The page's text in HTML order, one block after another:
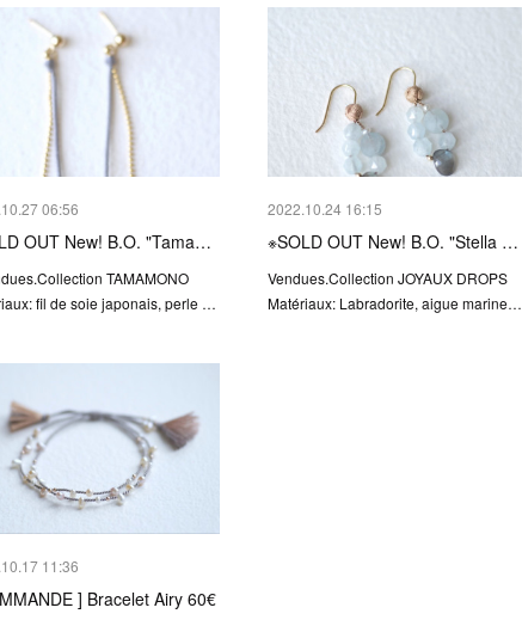
06:56
OUT New! B.O. "Tama…
TAMAMONO
fil de soie japonais, perle …
2022.10.24 16:15
※SOLD OUT New! B.O. "Stella …
Vendues.Collection JOYAUX DROPS
Matériaux: Labradorite, aigue marine…
11:36
] Bracelet Airy 60€